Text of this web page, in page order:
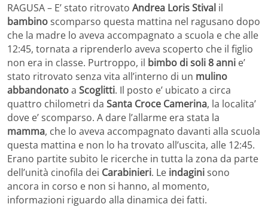
RAGUSA – E’ stato ritrovato Andrea Loris Stival il
bambinoscomparso questa mattina nel ragusano dopo
che la madre lo aveva accompagnato a scuola e che alle
12:45, tornata a riprenderlo aveva scoperto che il figlio
non era in classe. Purtroppo, il bimbo di soli 8 anni e’
stato ritrovato senza vita all’interno di un mulino
abbandonatoa Scoglitti. Il posto e’ ubicato a circa
quattro chilometri da Santa Croce Camerina, la localita’
dove e’ scomparso. A dare l’allarme era stata la
mamma, che lo aveva accompagnato davanti alla scuola
questa mattina e non lo ha trovato all’uscita, alle 12:45.
Erano partite subito le ricerche in tutta la zona da parte
dell’unità cinofila dei Carabinieri. Le indaginisono
ancora in corso e non si hanno, al momento,
informazioni riguardo alla dinamica dei fatti.